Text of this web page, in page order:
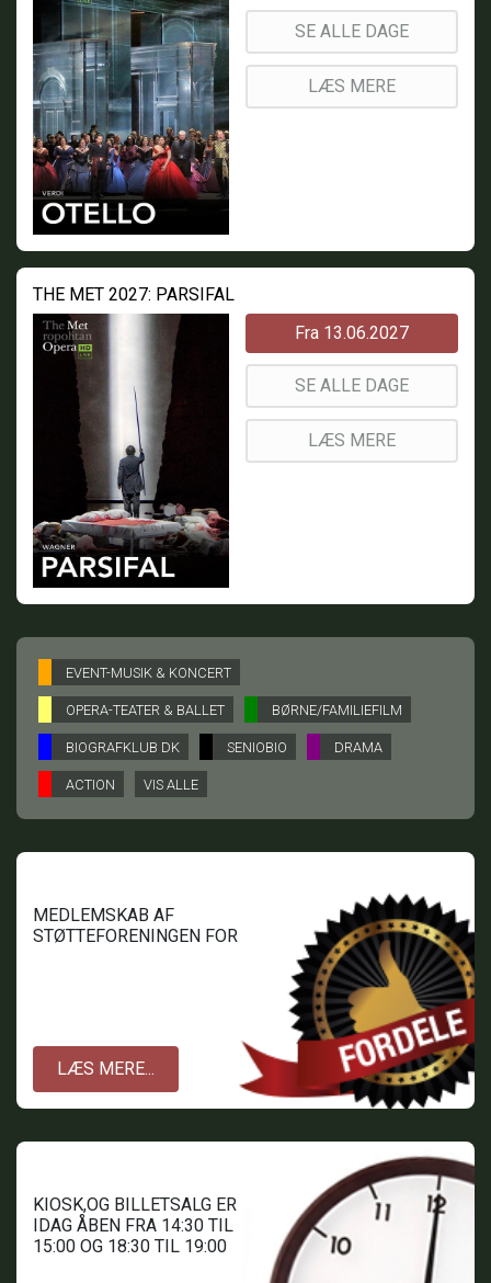
SE ALLE DAGE
LÆS MERE
THE MET 2027: PARSIFAL
Fra 13.06.2027
SE ALLE DAGE
LÆS MERE
EVENT-MUSIK & KONCERT
OPERA-TEATER & BALLET BØRNE/FAMILIEFILM
BIOGRAFKLUB DK SENIOBIO DRAMA
ACTION VIS ALLE
MEDLEMSKAB AF
STØTTEFORENINGEN FOR
LÆS MERE...
KIOSK,OG BILLETSALG ER
IDAG ÅBEN FRA 14:30 TIL
15:00 OG 18:30 TIL 19:00